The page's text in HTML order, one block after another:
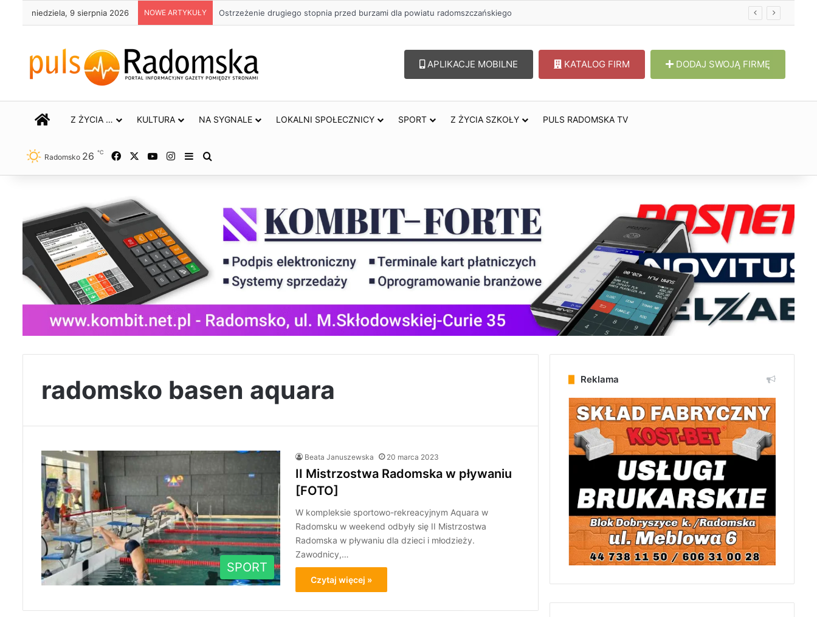
niedziela, 9 sierpnia 2026 NOWE ARTYKUŁY Ostrzeżenie drugiego stopnia przed burzami dla powiatu radomszczańskiego
APLIKACJE MOBILNE KATALOG FIRM DODAJ SWOJĄ FIRMĘ
STRONA GŁÓWNA
Z ŻYCIA … KULTURA NA SYGNALE LOKALNI SPOŁECZNICY SPORT Z ŻYCIA SZKOŁY PULS RADOMSKA TV
Radomsko 26 ℃ Facebook YouTubeInstagram
Sidebar
radomsko basen aquara
SPORT
Beata Januszewska 20 marca 2023
II Mistrzostwa Radomska w pływaniu
[FOTO]
W kompleksie sportowo-rekreacyjnym Aquara w
Radomsku w weekend odbyły się II Mistrzostwa
Radomska w pływaniu dla dzieci i młodzieży.
Zawodnicy,…
Czytaj więcej »
Reklama